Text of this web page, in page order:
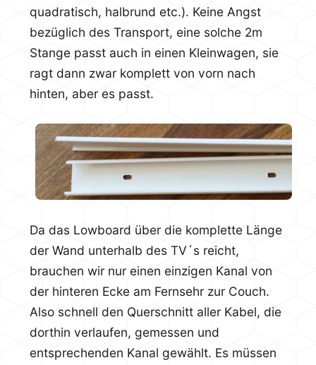
quadratisch, halbrund etc.). Keine Angst
bezüglich des Transport, eine solche 2m
Stange passt auch in einen Kleinwagen, sie
ragt dann zwar komplett von vorn nach
hinten, aber es passt.
Da das Lowboard über die komplette Länge
der Wand unterhalb des TV´s reicht,
brauchen wir nur einen einzigen Kanal von
der hinteren Ecke am Fernsehr zur Couch.
Also schnell den Querschnitt aller Kabel, die
dorthin verlaufen, gemessen und
entsprechenden Kanal gewählt. Es müssen